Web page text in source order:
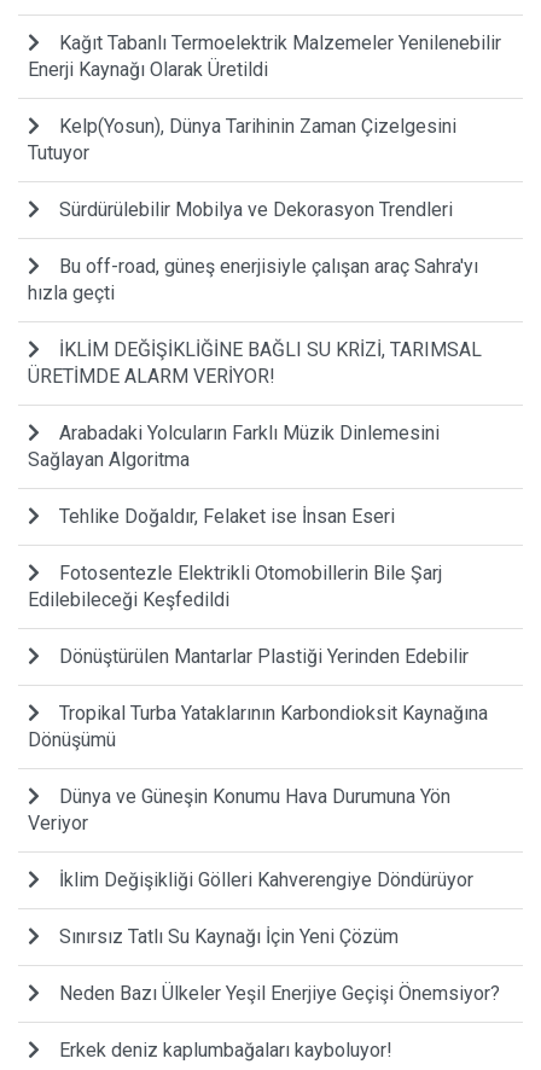
Kağıt Tabanlı Termoelektrik Malzemeler Yenilenebilir
Enerji Kaynağı Olarak Üretildi
Kelp(Yosun), Dünya Tarihinin Zaman Çizelgesini
Tutuyor
Sürdürülebilir Mobilya ve Dekorasyon Trendleri
Bu off-road, güneş enerjisiyle çalışan araç Sahra'yı
hızla geçti
İKLİM DEĞİŞİKLİĞİNE BAĞLI SU KRİZİ, TARIMSAL
ÜRETİMDE ALARM VERİYOR!
Arabadaki Yolcuların Farklı Müzik Dinlemesini
Sağlayan Algoritma
Tehlike Doğaldır, Felaket ise İnsan Eseri
Fotosentezle Elektrikli Otomobillerin Bile Şarj
Edilebileceği Keşfedildi
Dönüştürülen Mantarlar Plastiği Yerinden Edebilir
Tropikal Turba Yataklarının Karbondioksit Kaynağına
Dönüşümü
Dünya ve Güneşin Konumu Hava Durumuna Yön
Veriyor
İklim Değişikliği Gölleri Kahverengiye Döndürüyor
Sınırsız Tatlı Su Kaynağı İçin Yeni Çözüm
Neden Bazı Ülkeler Yeşil Enerjiye Geçişi Önemsiyor?
Erkek deniz kaplumbağaları kayboluyor!